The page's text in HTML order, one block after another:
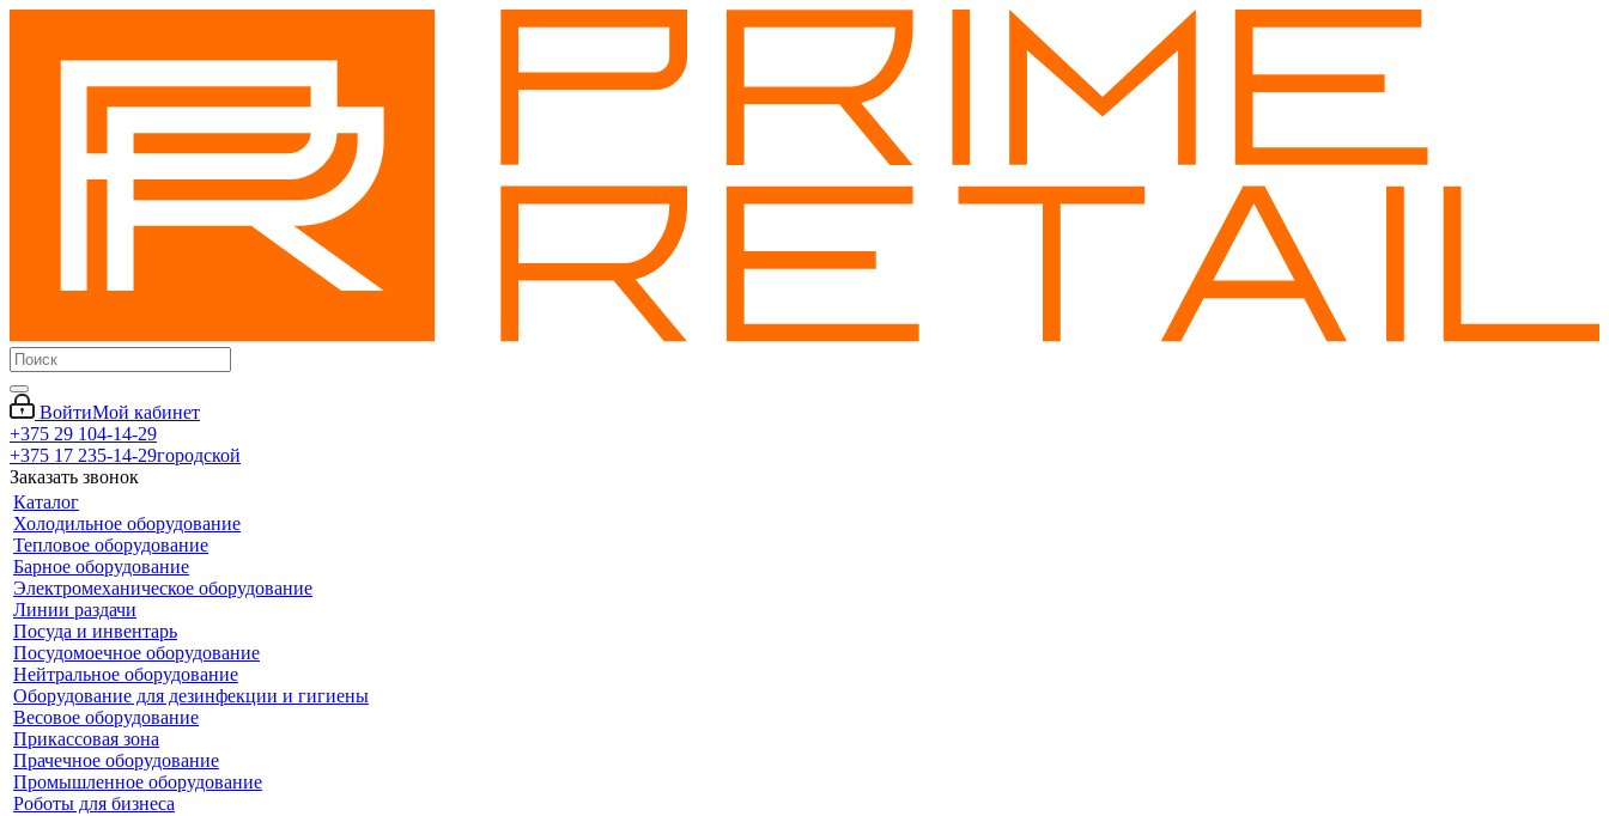
ВойтиМой кабинет
+375 29 104-14-29
+375 17 235-14-29городской
Заказать звонок
Каталог
Холодильное оборудование
Тепловое оборудование
Барное оборудование
Электромеханическое оборудование
Линии раздачи
Посуда и инвентарь
Посудомоечное оборудование
Нейтральное оборудование
Оборудование для дезинфекции и гигиены
Весовое оборудование
Прикассовая зона
Прачечное оборудование
Промышленное оборудование
Роботы для бизнеса